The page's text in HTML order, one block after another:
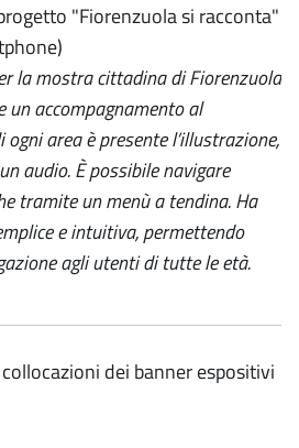
"Fiorenzuola si racconta"
la mostra cittadina di Fiorenzuola
un accompagnamento al
area è presente l’illustrazione,
audio. È possibile navigare
tramite un menù a tendina. Ha
e intuitiva, permettendo
agli utenti di tutte le età.
dei banner espositivi